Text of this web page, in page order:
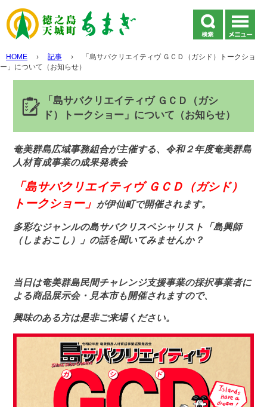
HOME › 記事 ›
「島サバクリエイティヴ ＧＣＤ（ガシド）トークショ
ー」について（お知らせ）
「島サバクリエイティヴ ＧＣＤ（ガシ
ド）トークショー」について（お知らせ）
奄美群島広域事務組合が主催する、令和２年度奄美群島
人材育成事業の成果発表会
「島サバクリエイティヴ ＧＣＤ（ガシド）
トークショー」
が伊仙町で開催されます。
多彩なジャンルの島サバクリスペシャリスト「島興師
（しまおこし）」の話を聞いてみませんか？
当日は奄美群島民間チャレンジ支援事業の採択事業者に
よる商品展示会・見本市も開催されますので、
興味のある方は是非ご来場ください。